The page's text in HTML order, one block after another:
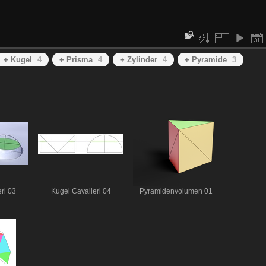
+ Kugel 4 + Prisma 4 + Zylinder 4 + Pyramide 3
03 Kugel Cavalieri 04 Pyramidenvolumen 01